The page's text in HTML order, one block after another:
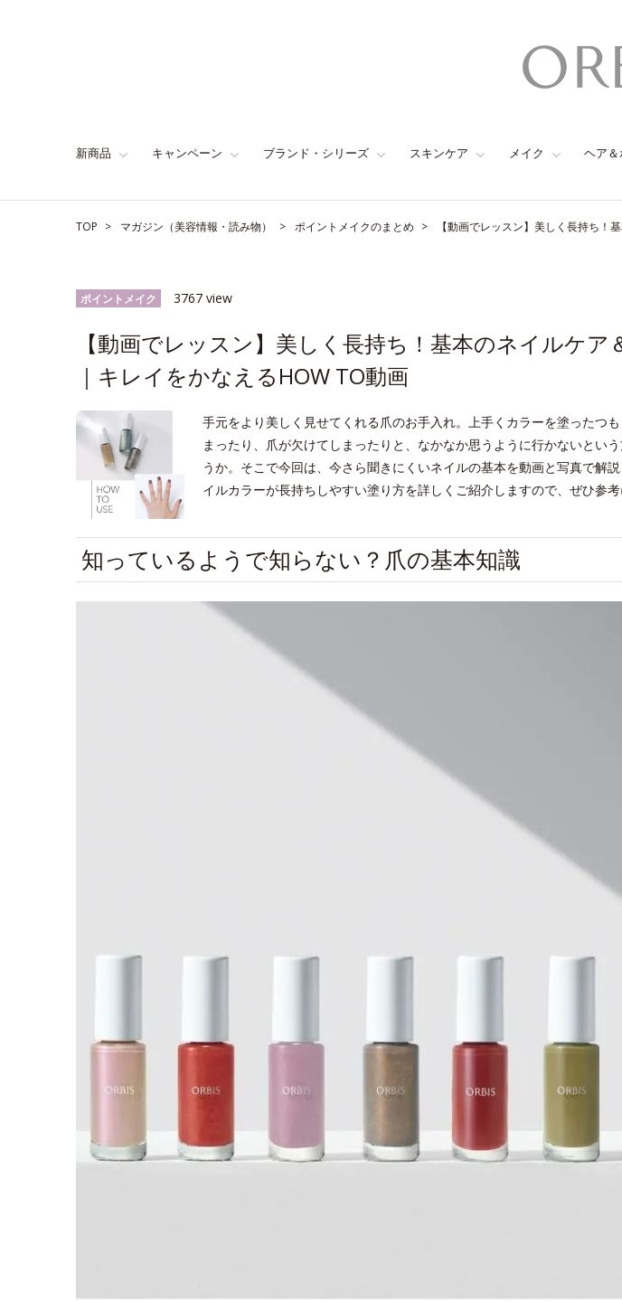
新商品 キャンペーン ブランド・シリーズ スキンケア メイク ヘア
TOP マガジン（美容情報・読み物） ポイントメイクのまとめ 【動画でレッスン】美しく長持ち！
ポイントメイク 3767 view
【動画でレッスン】美しく長持ち！基本のネイルケア
｜キレイをかなえるHOW TO動画
手元をより美しく見せてくれる爪のお手入れ。上手くカラーを塗ったつ
まったり、爪が欠けてしまったりと、なかなか思うように行かないとい
うか。そこで今回は、今さら聞きにくいネイルの基本を動画と写真で解
イルカラーが長持ちしやすい塗り方を詳しくご紹介しますので、ぜひ参考
知っているようで知らない？爪の基本知識